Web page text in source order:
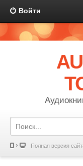
Войти
Полная версия